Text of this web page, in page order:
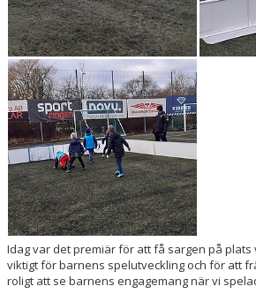
Idag var det premiär för att få sargen på plats
viktigt för barnens spelutveckling och för att
roligt att se barnens engagemang när vi